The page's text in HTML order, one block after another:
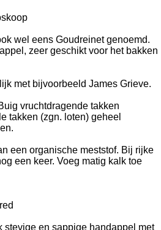
wel eens Goudreinet genoemd.
zeer geschikt voor het bakken
met bijvoorbeeld James Grieve.
vruchtdragende takken
takken (zgn. loten) geheel
een organische meststof. Bij rijke
een keer. Voeg matig kalk toe
stevige en sappige handappel met